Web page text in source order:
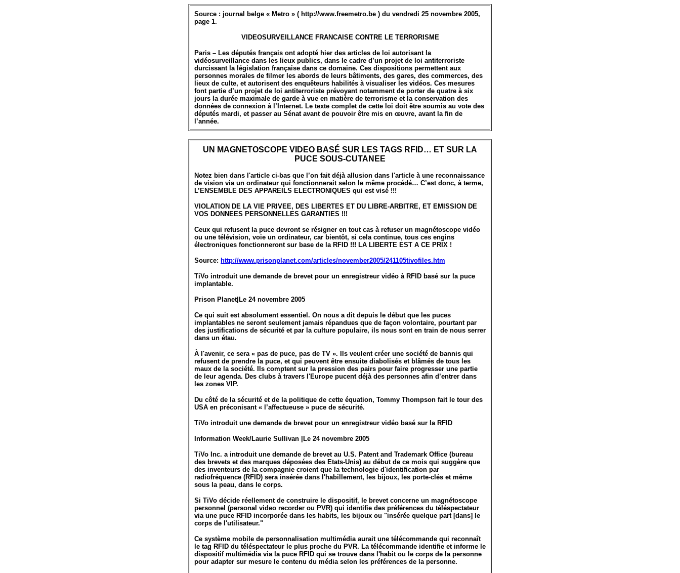
Source : journal belge « Metro » ( http://www.freemetro.be ) du vendredi 25 novembre 2005,
page 1.
VIDEOSURVEILLANCE FRANCAISE CONTRE LE TERRORISME
Paris – Les députés français ont adopté hier des articles de loi autorisant la
vidéosurveillance dans les lieux publics, dans le cadre d’un projet de loi antiterroriste
durcissant la législation française dans ce domaine. Ces dispositions permettent aux
personnes morales de filmer les abords de leurs bâtiments, des gares, des commerces, des
lieux de culte, et autorisent des enquêteurs habilités à visualiser les vidéos. Ces mesures
font partie d’un projet de loi antiterroriste prévoyant notamment de porter de quatre à six
jours la durée maximale de garde à vue en matière de terrorisme et la conservation des
données de connexion à l’Internet. Le texte complet de cette loi doit être soumis au vote des
députés mardi, et passer au Sénat avant de pouvoir être mis en œuvre, avant la fin de
l’année.
UN MAGNETOSCOPE VIDEO BASÉ SUR LES TAGS RFID… ET SUR LA
PUCE SOUS-CUTANEE
Notez bien dans l'article ci-bas que l’on fait déjà allusion dans l'article à une reconnaissance
de vision via un ordinateur qui fonctionnerait selon le même procédé… C’est donc, à terme,
L’ENSEMBLE DES APPAREILS ELECTRONIQUES qui est visé !!!
VIOLATION DE LA VIE PRIVEE, DES LIBERTES ET DU LIBRE-ARBITRE, ET EMISSION DE
VOS DONNEES PERSONNELLES GARANTIES !!!
Ceux qui refusent la puce devront se résigner en tout cas à refuser un magnétoscope vidéo
ou une télévision, voie un ordinateur, car bientôt, si cela continue, tous ces engins
électroniques fonctionneront sur base de la RFID !!! LA LIBERTE EST A CE PRIX !
Source: http://www.prisonplanet.com/articles/november2005/241105tivofiles.htm
TiVo introduit une demande de brevet pour un enregistreur vidéo à RFID basé sur la puce
implantable.
Prison Planet|Le 24 novembre 2005
Ce qui suit est absolument essentiel. On nous a dit depuis le début que les puces
implantables ne seront seulement jamais répandues que de façon volontaire, pourtant par
des justifications de sécurité et par la culture populaire, ils nous sont en train de nous serrer
dans un étau.
À l'avenir, ce sera « pas de puce, pas de TV ». Ils veulent créer une société de bannis qui
refusent de prendre la puce, et qui peuvent être ensuite diabolisés et blâmés de tous les
maux de la société. Ils comptent sur la pression des pairs pour faire progresser une partie
de leur agenda. Des clubs à travers l'Europe pucent déjà des personnes afin d’entrer dans
les zones VIP.
Du côté de la sécurité et de la politique de cette équation, Tommy Thompson fait le tour des
USA en préconisant « l’affectueuse » puce de sécurité.
TiVo introduit une demande de brevet pour un enregistreur vidéo basé sur la RFID
Information Week/Laurie Sullivan |Le 24 novembre 2005
TiVo Inc. a introduit une demande de brevet au U.S. Patent and Trademark Office (bureau
des brevets et des marques déposées des Etats-Unis) au début de ce mois qui suggère que
des inventeurs de la compagnie croient que la technologie d'identification par
radiofréquence (RFID) sera insérée dans l'habillement, les bijoux, les porte-clés et même
sous la peau, dans le corps.
Si TiVo décide réellement de construire le dispositif, le brevet concerne un magnétoscope
personnel (personal video recorder ou PVR) qui identifie des préférences du téléspectateur
via une puce RFID incorporée dans les habits, les bijoux ou "insérée quelque part [dans] le
corps de l'utilisateur."
Ce système mobile de personnalisation multimédia aurait une télécommande qui reconnaît
le tag RFID du téléspectateur le plus proche du PVR. La télécommande identifie et informe le
dispositif multimédia via la puce RFID qui se trouve dans l'habit ou le corps de la personne
pour adapter sur mesure le contenu du média selon les préférences de la personne.